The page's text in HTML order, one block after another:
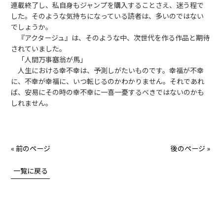
連載終了し、私自身もジャンプを購入することさえ、迷う程で
した。そのような気持ちになっている読者は、多いのではない
でしょうか。
『アクタージュ』は、そのような中、次世代を作る作品と期待
されていました。
「人間万事塞翁が馬」
人生における幸不幸は、予測しがたいものです。幸福が不幸
に、不幸が幸福に、いつ転じるのかわかりません。それであれ
ば、安易にその時の幸不幸に一喜一憂するべきではないのかも
しれません。
« 前のページ 後のページ »
一覧に戻る